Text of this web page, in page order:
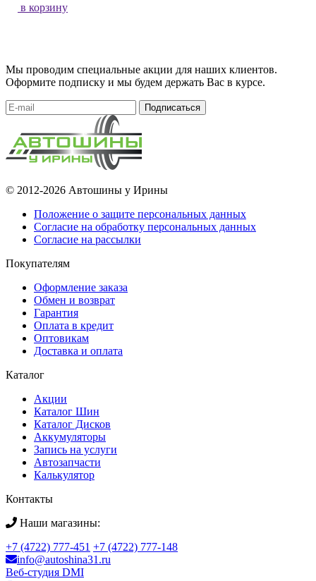
в корзину
Мы проводим специальные акции для наших клиентов.
Оформите подписку и мы будем держать Вас в курсе.
Подписаться
© 2012-2026 Автошины у Ирины
Положение о защите персональных данных
Согласие на обработку персональных данных
Согласие на рассылки
Покупателям
Оформление заказа
Обмен и возврат
Гарантия
Оплата в кредит
Оптовикам
Доставка и оплата
Каталог
Акции
Каталог Шин
Каталог Дисков
Аккумуляторы
Запись на услуги
Автозапчасти
Калькулятор
Контакты
Наши магазины:
+7 (4722) 777-451 +7 (4722) 777-148
info@autoshina31.ru
Веб-студия DMI